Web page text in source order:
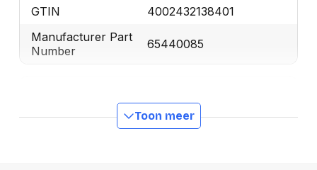
GTIN
4002432138401
Manufacturer Part
Number
65440085
Lengte
440 mm
Toon meer